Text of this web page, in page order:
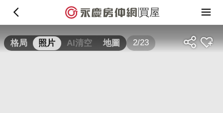
買屋
格局 照片 AI清空 地圖 2/23